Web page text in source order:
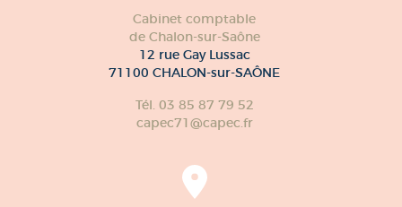
Cabinet comptable
de Chalon-sur-Saône
12 rue Gay Lussac
71100 CHALON-sur-SAÔNE
Tél. 03 85 87 79 52
capec71@capec.fr